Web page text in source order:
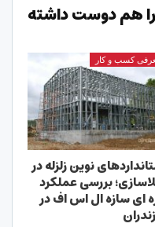
هم دوست داشته
کسب و کار
نوین زلزله در
بررسی عملکرد
ای سازه ال اس اف در